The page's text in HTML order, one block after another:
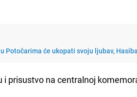
Potočarima će ukopati svoju ljubav,
i prisustvo na centralnoj